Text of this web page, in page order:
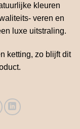
kleuren
veren en
luxe uitstraling.
ketting, zo blijft dit